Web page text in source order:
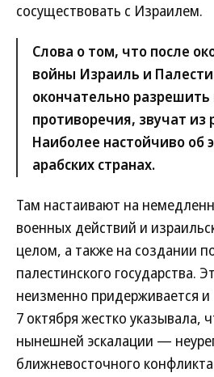
сосуществовать с Израилем.
Слова о том, что после
войны Израиль и
окончательно
противоречия, звучат из
Наиболее настойчиво об
арабских странах.
Там настаивают на
военных действий и
целом, а также на создании
палестинского государства.
неизменно придерживается и
7 октября жестко указывала,
нынешней эскалации —
ближневосточного